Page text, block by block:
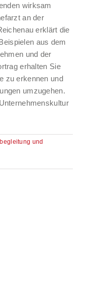
wirksam
an der
erklärt die
aus dem
und der
erhalten Sie
zu erkennen und
umzugehen.
und